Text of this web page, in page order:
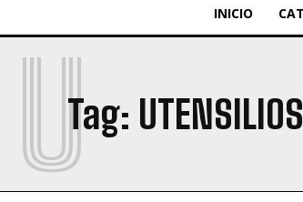
INICIO
Tag:
U